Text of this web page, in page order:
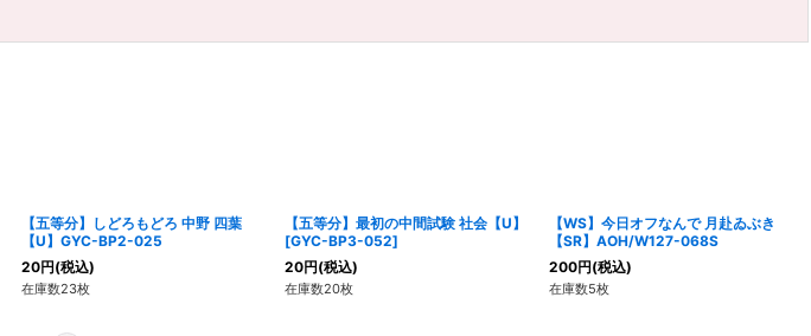
【五等分】しどろもどろ 中野 四葉
【U】GYC-BP2-025
20円(税込)
在庫数23枚
【五等分】最初の中間試験 社会【U】
[GYC-BP3-052]
20円(税込)
在庫数20枚
【WS】今日オフなんで 月赴ゐぶき
【SR】AOH/W127-068S
200円(税込)
在庫数5枚